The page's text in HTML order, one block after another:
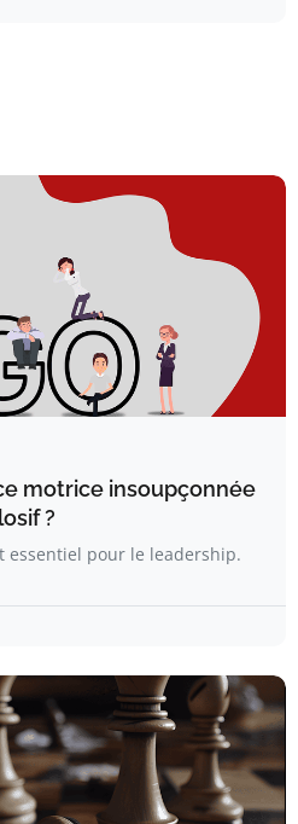
motrice insoupçonnée
?
essentiel pour le leadership.